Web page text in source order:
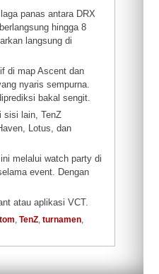
panas antara DRX
hingga 8
langsung di
di map Ascent dan
nyaris sempurna.
bakal sengit.
sisi lain, TenZ
Lotus, dan
melalui watch party di
event. Dengan
atau aplikasi VCT.
TenZ turnamen